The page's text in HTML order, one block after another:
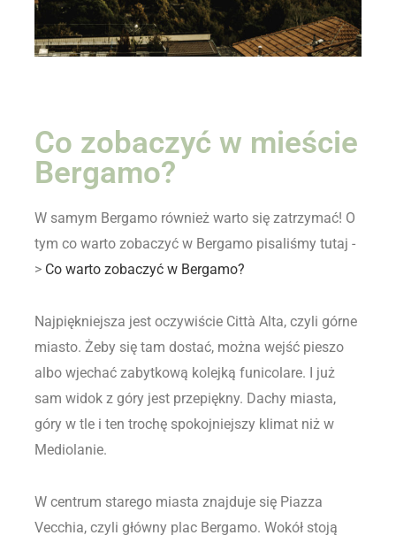
Co zobaczyć w mieście
Bergamo?
W samym Bergamo również warto się zatrzymać! O
tym co warto zobaczyć w Bergamo pisaliśmy tutaj -
> Co warto zobaczyć w Bergamo?
Najpiękniejsza jest oczywiście Città Alta, czyli górne
miasto. Żeby się tam dostać, można wejść pieszo
albo wjechać zabytkową kolejką funicolare. I już
sam widok z góry jest przepiękny. Dachy miasta,
góry w tle i ten trochę spokojniejszy klimat niż w
Mediolanie.
W centrum starego miasta znajduje się Piazza
Vecchia, czyli główny plac Bergamo. Wokół stoją